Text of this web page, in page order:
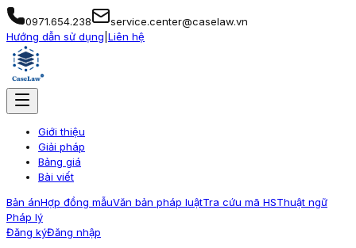
0971.654.238
service.center@caselaw.vn
Hướng dẫn sử dụng Liên hệ
Giới thiệu
Giải pháp
Bảng giá
Bài viết
Bản ánHợp đồng mẫuVăn bản pháp luậtTra cứu mã HSThuật ngữ
Pháp lý
Đăng kýĐăng nhập